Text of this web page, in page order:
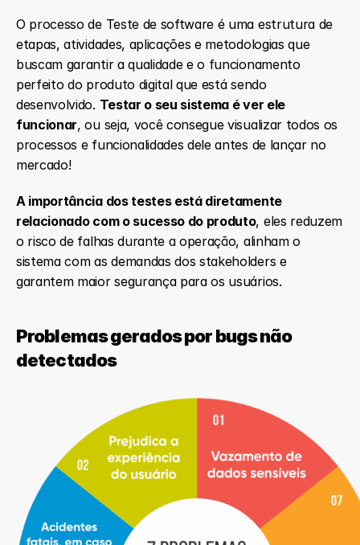
O processo de Teste de software é uma estrutura de
etapas, atividades, aplicações e metodologias que
buscam garantir a qualidade e o funcionamento
perfeito do produto digital que está sendo
desenvolvido. Testar o seu sistema é ver ele
funcionar, ou seja, você consegue visualizar todos os
processos e funcionalidades dele antes de lançar no
mercado!
A importância dos testes está diretamente
relacionado com o sucesso do produto, eles reduzem
o risco de falhas durante a operação, alinham o
sistema com as demandas dos stakeholders e
garantem maior segurança para os usuários.
Problemas gerados por bugs não
detectados